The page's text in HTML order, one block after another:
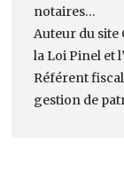
notaires…
Auteur du
la Loi Pinel et
Référent
gestion de